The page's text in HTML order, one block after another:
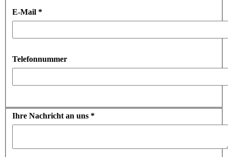
E-Mail *
Telefonnummer
Ihre Nachricht an uns *